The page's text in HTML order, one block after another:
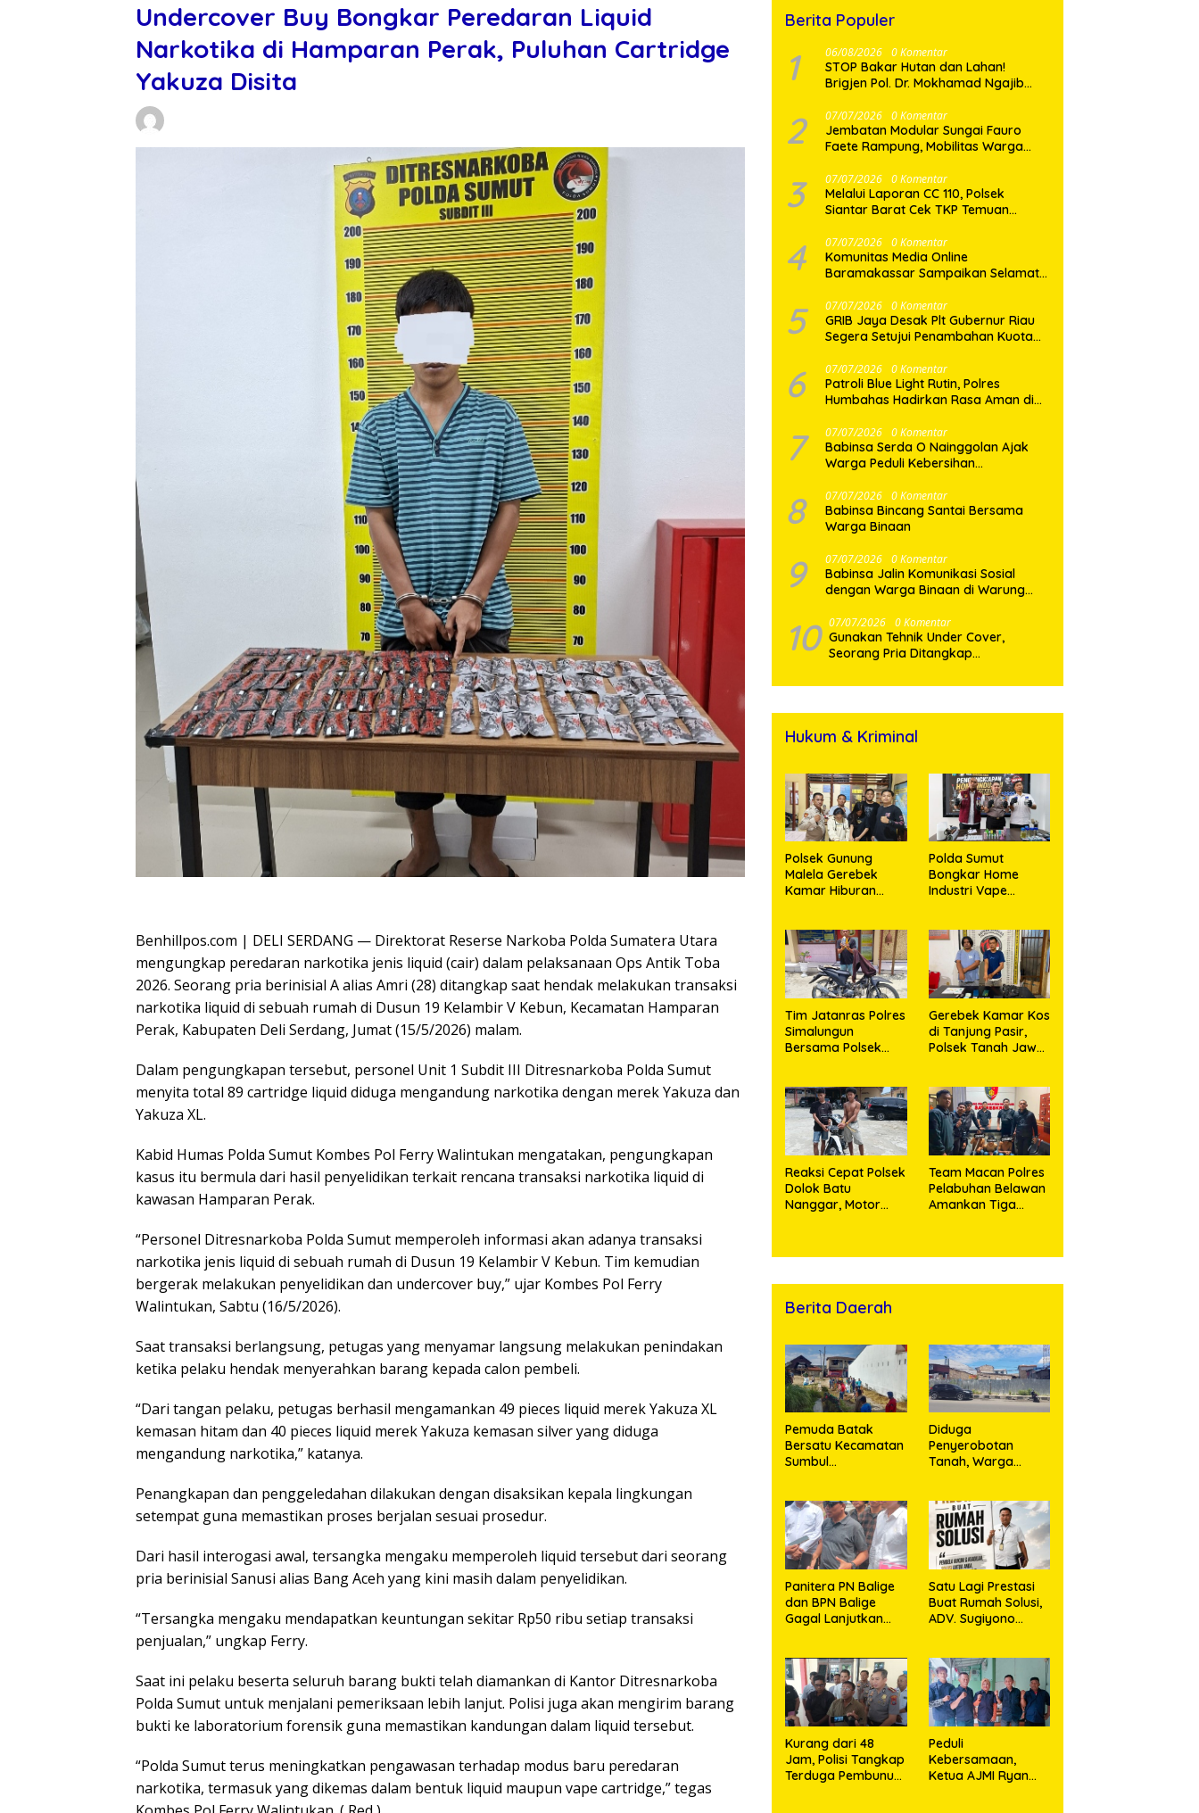
Undercover Buy Bongkar Peredaran Liquid
Narkotika di Hamparan Perak, Puluhan Cartridge
Yakuza Disita
Benhillpos.com | DELI SERDANG — Direktorat Reserse Narkoba Polda Sumatera Utara
mengungkap peredaran narkotika jenis liquid (cair) dalam pelaksanaan Ops Antik Toba
2026. Seorang pria berinisial A alias Amri (28) ditangkap saat hendak melakukan transaksi
narkotika liquid di sebuah rumah di Dusun 19 Kelambir V Kebun, Kecamatan Hamparan
Perak, Kabupaten Deli Serdang, Jumat (15/5/2026) malam.
Dalam pengungkapan tersebut, personel Unit 1 Subdit III Ditresnarkoba Polda Sumut
menyita total 89 cartridge liquid diduga mengandung narkotika dengan merek Yakuza dan
Yakuza XL.
Kabid Humas Polda Sumut Kombes Pol Ferry Walintukan mengatakan, pengungkapan
kasus itu bermula dari hasil penyelidikan terkait rencana transaksi narkotika liquid di
kawasan Hamparan Perak.
“Personel Ditresnarkoba Polda Sumut memperoleh informasi akan adanya transaksi
narkotika jenis liquid di sebuah rumah di Dusun 19 Kelambir V Kebun. Tim kemudian
bergerak melakukan penyelidikan dan undercover buy,” ujar Kombes Pol Ferry
Walintukan, Sabtu (16/5/2026).
Saat transaksi berlangsung, petugas yang menyamar langsung melakukan penindakan
ketika pelaku hendak menyerahkan barang kepada calon pembeli.
“Dari tangan pelaku, petugas berhasil mengamankan 49 pieces liquid merek Yakuza XL
kemasan hitam dan 40 pieces liquid merek Yakuza kemasan silver yang diduga
mengandung narkotika,” katanya.
Penangkapan dan penggeledahan dilakukan dengan disaksikan kepala lingkungan
setempat guna memastikan proses berjalan sesuai prosedur.
Dari hasil interogasi awal, tersangka mengaku memperoleh liquid tersebut dari seorang
pria berinisial Sanusi alias Bang Aceh yang kini masih dalam penyelidikan.
“Tersangka mengaku mendapatkan keuntungan sekitar Rp50 ribu setiap transaksi
penjualan,” ungkap Ferry.
Saat ini pelaku beserta seluruh barang bukti telah diamankan di Kantor Ditresnarkoba
Polda Sumut untuk menjalani pemeriksaan lebih lanjut. Polisi juga akan mengirim barang
bukti ke laboratorium forensik guna memastikan kandungan dalam liquid tersebut.
“Polda Sumut terus meningkatkan pengawasan terhadap modus baru peredaran
narkotika, termasuk yang dikemas dalam bentuk liquid maupun vape cartridge,” tegas
Berita Populer
1 06/08/2026 0 Komentar
STOP Bakar Hutan dan Lahan!
Brigjen Pol. Dr. Mokhamad Ngajib
Jangan Pertaruhkan Masa Depan!
2 07/07/2026 0 Komentar
Jembatan Modular Sungai Fauro
Faete Rampung, Mobilitas Warga
3 07/07/2026 0 Komentar
Melalui Laporan CC 110, Polsek
Siantar Barat Cek TKP Temuan
4 07/07/2026 0 Komentar
Komunitas Media Online
Baramakassar Sampaikan Selamat
Sulaiman atas Amanah Jabatan
Baru
5 07/07/2026 0 Komentar
GRIB Jaya Desak Plt Gubernur Riau
Segera Setujui Penambahan Kuota
Tertampung
6 07/07/2026 0 Komentar
Patroli Blue Light Rutin, Polres
Humbahas Hadirkan Rasa Aman di
7 07/07/2026 0 Komentar
Babinsa Serda O Nainggolan Ajak
Warga Peduli Kebersihan
8 07/07/2026 0 Komentar
Babinsa Bincang Santai Bersama
Warga Binaan
9 07/07/2026 0 Komentar
Babinsa Jalin Komunikasi Sosial
dengan Warga Binaan di Warung
10 07/07/2026 0 Komentar
Gunakan Tehnik Under Cover,
Seorang Pria Ditangkap
Barang Buktinya ‎
Hukum & Kriminal
Polsek Gunung
Malela Gerebek
Kamar Hiburan
Penikmat Sabu
Menangis Saat
Diringkus
Polda Sumut
Bongkar Home
Industri Vape
Baku Diduga
Dipasok dari
Kamboja
Tim Jatanras Polres
Simalungun
Bersama Polsek
hingga Provinsi Riau
dan Berhasil Bekuk
Tersangka
Gerebek Kamar Kos
di Tanjung Pasir,
Polsek Tanah Jawa
Reaksi Cepat Polsek
Dolok Batu
Nanggar, Motor
Team Macan Polres
Pelabuhan Belawan
Amankan Tiga
Berita Daerah
Pemuda Batak
Bersatu Kecamatan
Sumbul
Pembersihan
Massal Sambut HUT
Korem 023/KS dan
HUT Ke-81
Kemerdekaan RI
Diduga
Penyerobotan
Tanah, Warga
Memperjuangkan
Hak Kepemilikan
Panitera PN Balige
dan BPN Balige
Gagal Lanjutkan
Sebut Objek Salah
Lokasi
Satu Lagi Prestasi
Buat Rumah Solusi,
ADV. Sugiyono
Kurang dari 48
Jam, Polisi Tangkap
Terduga Pembunuh
Peduli
Kebersamaan,
Ketua AJMI Ryan